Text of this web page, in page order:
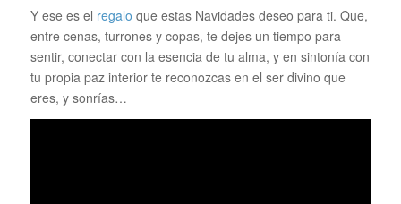
Y ese es el regalo que estas Navidades deseo para ti. Que,
entre cenas, turrones y copas, te dejes un tiempo para
sentir, conectar con la esencia de tu alma, y en sintonía con
tu propia paz interior te reconozcas en el ser divino que
eres, y sonrías…